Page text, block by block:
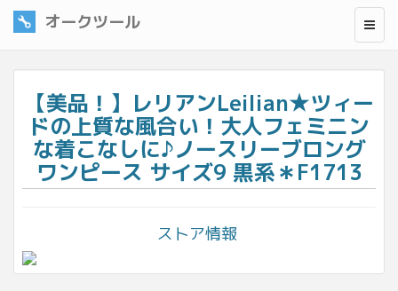
オークツール
【美品！】レリアンLeilian★ツィー
ドの上質な風合い！大人フェミニン
な着こなしに♪ノースリーブロング
ワンピース サイズ9 黒系＊F1713
ストア情報